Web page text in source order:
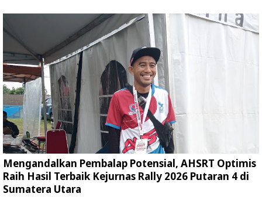
Mengandalkan Pembalap Potensial, AHSRT Optimis
Raih Hasil Terbaik Kejurnas Rally 2026 Putaran 4 di
Sumatera Utara